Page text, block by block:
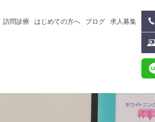
訪問診療 はじめての方へ ブログ 求人募集
歯科衛生士募集